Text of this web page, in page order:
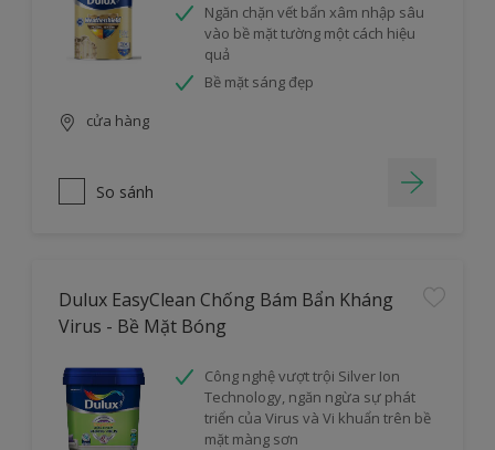
Ngăn chặn vết bẩn xâm nhập sâu
vào bề mặt tường một cách hiệu
quả
Bề mặt sáng đẹp
cửa hàng
So sánh
Dulux EasyClean Chống Bám Bẩn Kháng
Virus - Bề Mặt Bóng
Công nghệ vượt trội Silver Ion
Technology, ngăn ngừa sự phát
triển của Virus và Vi khuẩn trên bề
mặt màng sơn